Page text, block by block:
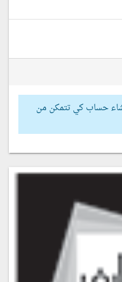
حساب كي تتمكن من